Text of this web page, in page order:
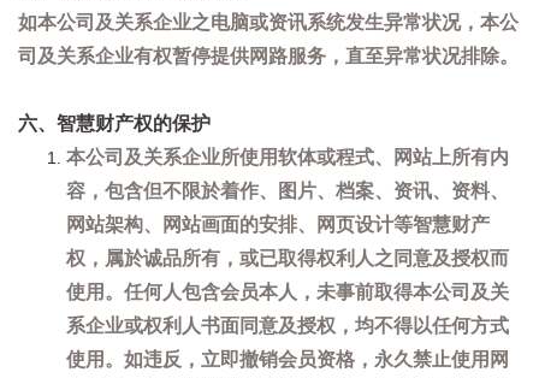
如本公司及关系企业之电脑或资讯系统发生异常状况，本公
司及关系企业有权暂停提供网路服务，直至异常状况排除。
六、智慧财产权的保护
本公司及关系企业所使用软体或程式、网站上所有内
容，包含但不限於着作、图片、档案、资讯、资料、
网站架构、网站画面的安排、网页设计等智慧财产
权，属於诚品所有，或已取得权利人之同意及授权而
使用。任何人包含会员本人，未事前取得本公司及关
系企业或权利人书面同意及授权，均不得以任何方式
使用。如违反，立即撤销会员资格，永久禁止使用网